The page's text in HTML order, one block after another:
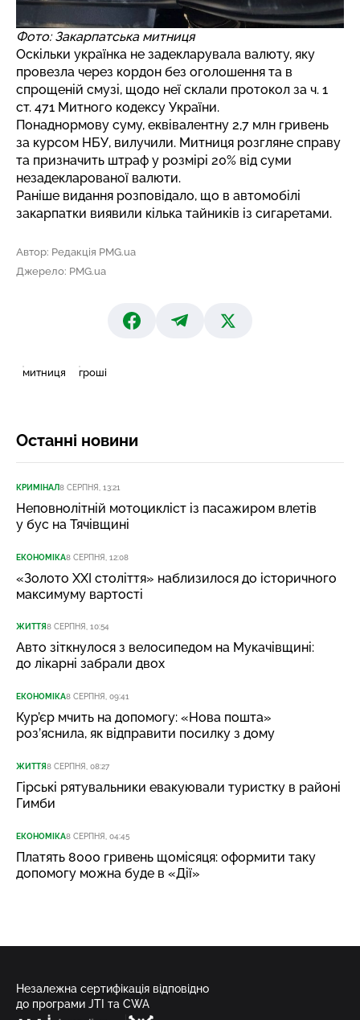
Фото: Закарпатська митниця
Оскільки українка не задекларувала валюту, яку
провезла через кордон без оголошення та в
спрощеній смузі, щодо неї склали протокол за ч. 1
ст. 471 Митного кодексу України.
Понаднормову суму, еквівалентну 2,7 млн гривень
за курсом НБУ, вилучили. Митниця розгляне справу
та призначить штраф у розмірі 20% від суми
незадекларованої валюти.
Раніше видання розповідало, що в автомобілі
закарпатки виявили кілька тайників із сигаретами.
Автор: Редакція PMG.ua
Джерело: PMG.ua
митниця гроші
Останні новини
КРИМІНАЛ8 СЕРПНЯ, 13:21
Неповнолітній мотоцикліст із пасажиром влетів
у бус на Тячівщині
ЕКОНОМІКА8 СЕРПНЯ, 12:08
«Золото XXI століття» наблизилося до історичного
максимуму вартості
ЖИТТЯ8 СЕРПНЯ, 10:54
Авто зіткнулося з велосипедом на Мукачівщині:
до лікарні забрали двох
ЕКОНОМІКА8 СЕРПНЯ, 09:41
Кур’єр мчить на допомогу: «Нова пошта»
роз’яснила, як відправити посилку з дому
ЖИТТЯ8 СЕРПНЯ, 08:27
Гірські рятувальники евакуювали туристку в районі
Гимби
ЕКОНОМІКА8 СЕРПНЯ, 04:45
Платять 8000 гривень щомісяця: оформити таку
допомогу можна буде в «Дії»
Незалежна сертифікація відповідно
до програми JTI та CWA